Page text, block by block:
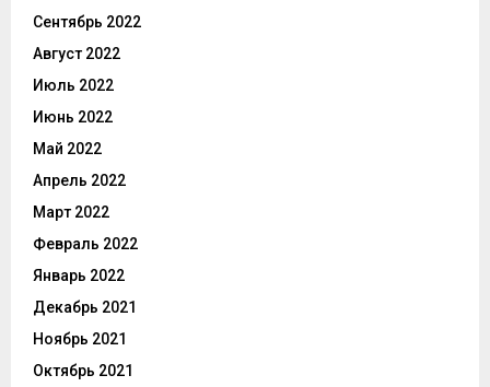
Сентябрь 2022
Август 2022
Июль 2022
Июнь 2022
Май 2022
Апрель 2022
Март 2022
Февраль 2022
Январь 2022
Декабрь 2021
Ноябрь 2021
Октябрь 2021